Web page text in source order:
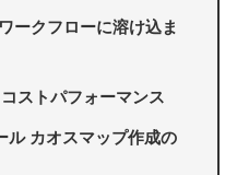
ークフローに溶け込ま
ストパフォーマンス
ル カオスマップ作成の